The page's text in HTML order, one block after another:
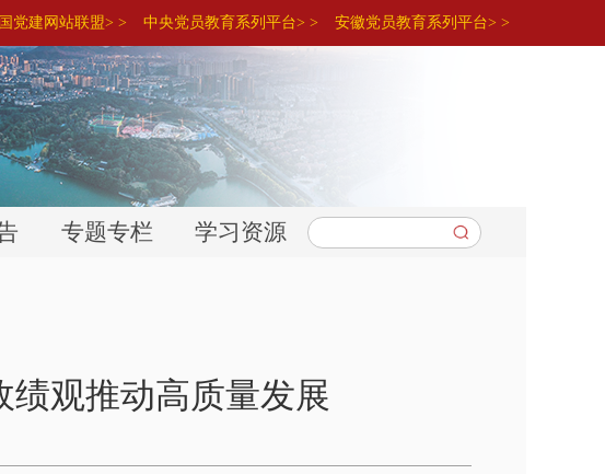
党建网站联盟> > 中央党员教育系列平台> > 安徽党员教育系列平台> >
专题专栏 学习资源
观推动高质量发展